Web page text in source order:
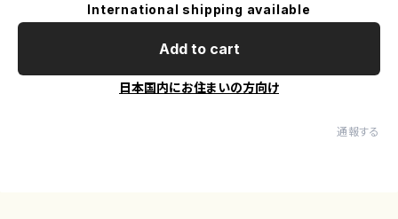
International shipping available
Add to cart
日本国内にお住まいの方向け
通報する